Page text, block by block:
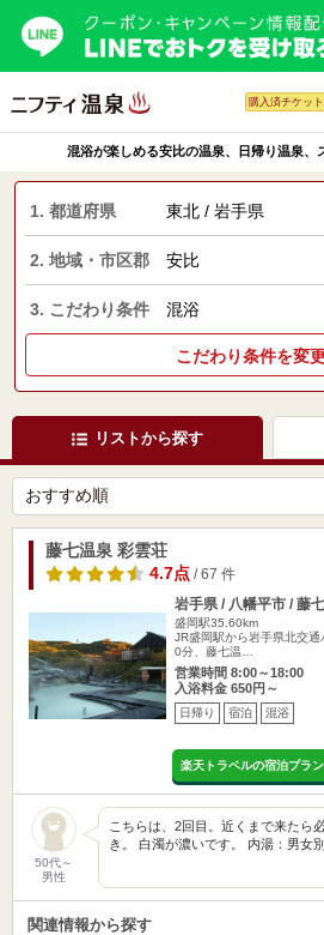
購入済チケッ
混浴が楽しめる安比の温泉、日帰り温泉、
1. 都道府県 東北 / 岩手県
2. 地域・市区郡 安比
3. こだわり条件 混浴
こだわり条件を変
リストから探す
藤七温泉 彩雲荘
4.7点/ 67 件
岩手県 / 八幡平市 / 藤
盛岡駅35.60km
JR盛岡駅から岩手県北交
0分、藤七温…
営業時間 8:00～18:00
入浴料金 650円～
日帰り 宿泊 混浴
楽天トラベルの宿泊プラ
50代～
男性
こちらは、2回目。近くまで来たら
き。 白濁が濃いです。 内湯：男女
関連情報から探す